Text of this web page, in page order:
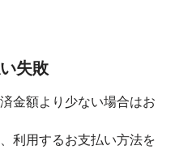
失敗
金額より少ない場合はお
利用するお支払い方法を